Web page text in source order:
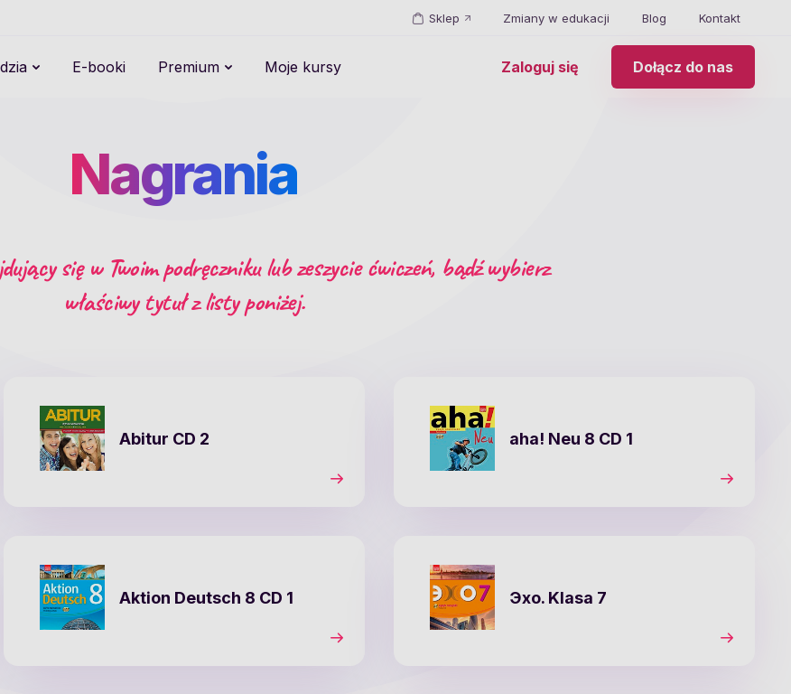
Sklep Zmiany w edukacji Blog Kontakt
E-booki Premium Moje kursy Zaloguj się Dołącz do nas
Nagrania
się w Twoim podręczniku lub zeszycie ćwiczeń, bądź wybierz
właściwy tytuł z listy poniżej.
Abitur CD 2 aha! Neu 8 CD 1
Aktion Deutsch 8 CD 1 Эхо. Klasa 7